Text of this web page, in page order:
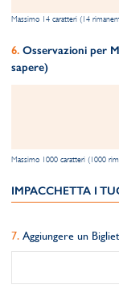
Massimo 14 caratteri (14
Osservazioni per
sapere)
Massimo 1000 caratteri (1000
IMPACCHETTA I
Aggiungere un